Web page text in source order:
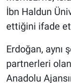
İbn Haldun
ettiğini ifade
Erdoğan, aynı
partnerleri olan
Anadolu